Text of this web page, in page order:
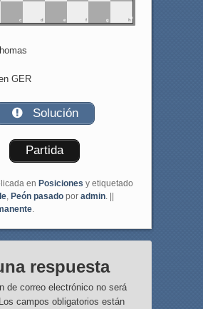
c d e f g h
GER
Solución
Partida
en Posiciones y etiquetado
, Peón pasadopor admin. ||
.
respuesta
de correo electrónico no será
Los campos obligatorios están